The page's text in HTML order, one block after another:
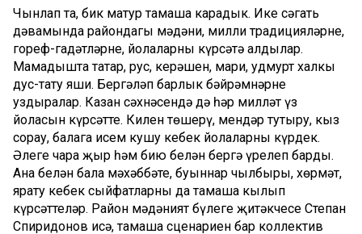
Чынлап та, бик матур тамаша карадык. Ике сәгать
дәвамында райондагы мәдәни, милли традицияләрне,
гореф-гадәтләрне, йолаларны күрсәтә алдылар.
Мамадышта татар, рус, керәшен, мари, удмурт халкы
дус-тату яши. Бергәләп барлык бәйрәмнәрне
уздыралар. Казан сәхнәсендә дә һәр милләт үз
йоласын күрсәтте. Килен төшерү, мендәр тутыру, кыз
сорау, балага исем кушу кебек йолаларны күрдек.
Әлеге чара җыр һәм бию белән бергә үрелеп барды.
Ана белән бала мәхәббәте, буыннар чылбыры, хөрмәт,
ярату кебек сыйфатларны да тамаша кылып
күрсәттеләр. Район мәдәният бүлеге җитәкчесе Степан
Спиридонов исә, тамаша сценариен бар коллектив